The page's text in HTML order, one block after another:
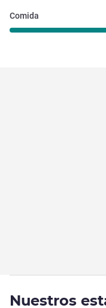
Comida
Nuestros